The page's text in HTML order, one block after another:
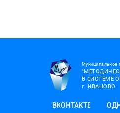
Муниципальное
В СИСТЕМЕ
г. ИВАНОВО
ВКОНТАКТЕ